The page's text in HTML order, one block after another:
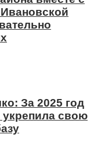
За 2025 год
укрепила свою